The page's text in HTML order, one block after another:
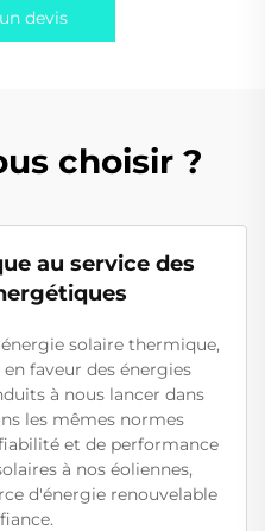
devis
choisir ?
au service des
solaire thermique,
faveur des énergies
à nous lancer dans
les mêmes normes
et de performance
à nos éoliennes,
d'énergie renouvelable